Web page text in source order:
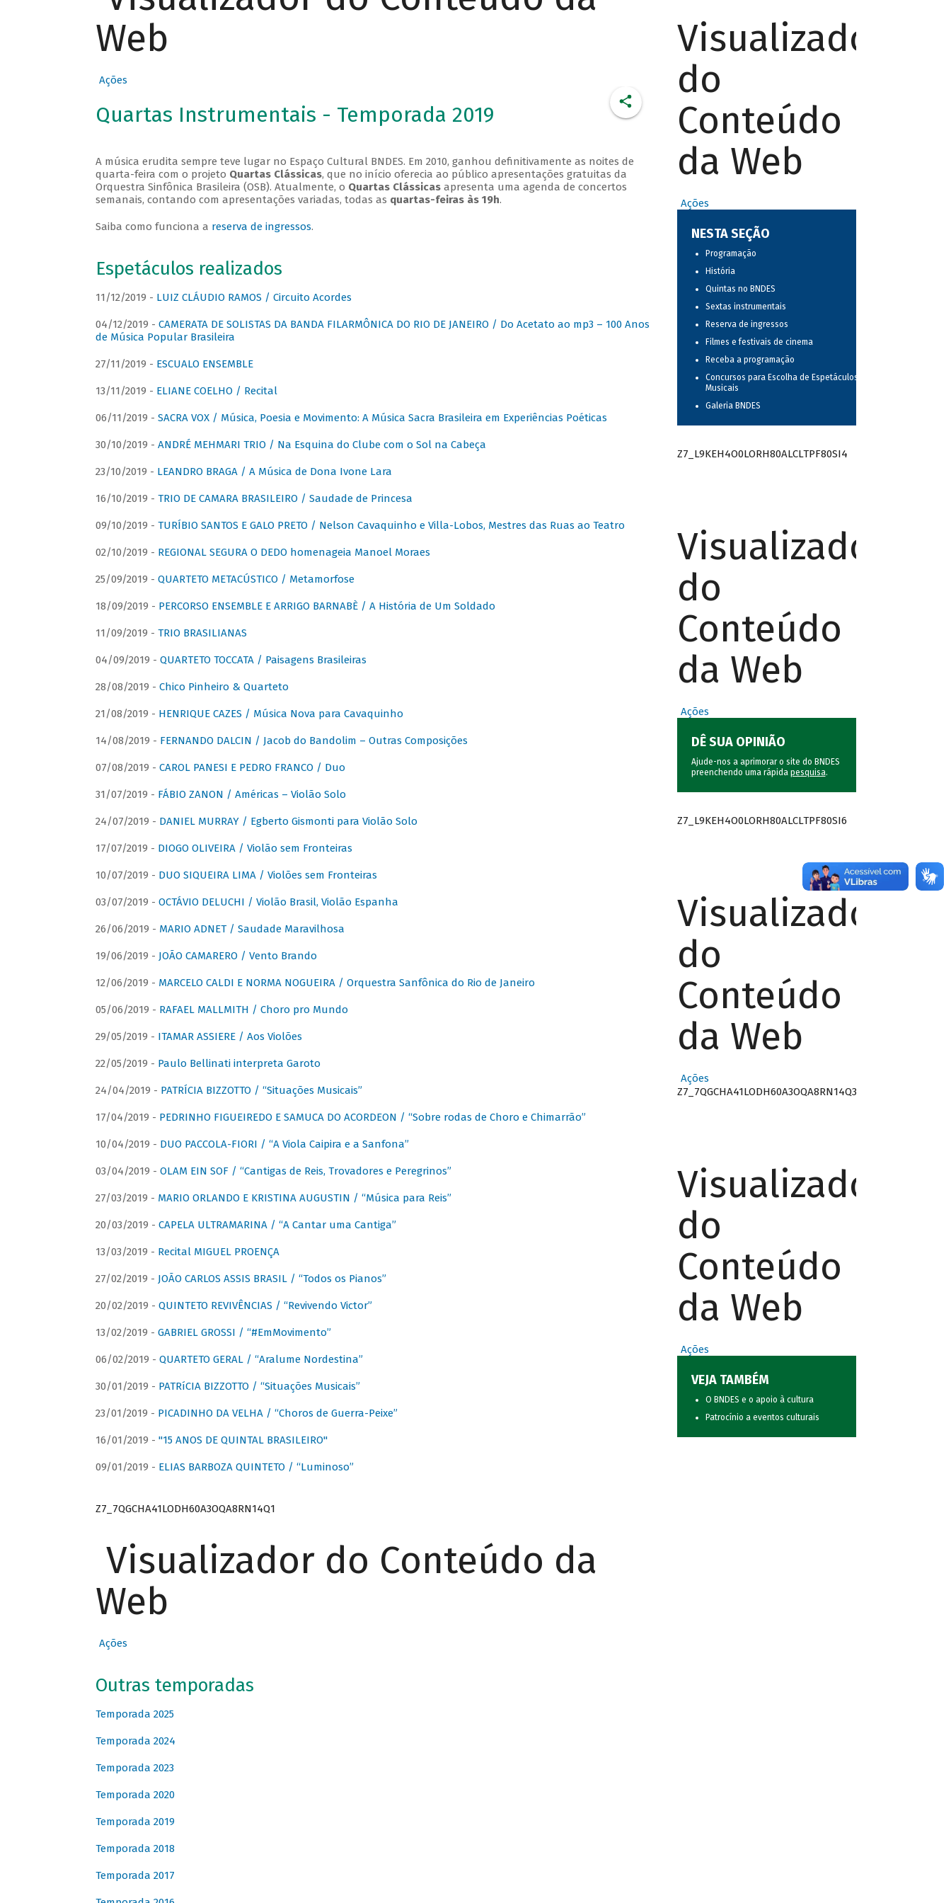
Web
Ações
Quartas Instrumentais - Temporada 2019
A música erudita sempre teve lugar no Espaço Cultural BNDES. Em 2010, ganhou definitivamente as noites de
quarta-feira com o projeto Quartas Clássicas, que no início oferecia ao público apresentações gratuitas da
Orquestra Sinfônica Brasileira (OSB). Atualmente, o Quartas Clássicasapresenta uma agenda de concertos
semanais, contando com apresentações variadas, todas as quartas-feiras às 19h.
Saiba como funciona a reserva de ingressos.
Espetáculos realizados
11/12/2019 - LUIZ CLÁUDIO RAMOS / Circuito Acordes
04/12/2019 - CAMERATA DE SOLISTAS DA BANDA FILARMÔNICA DO RIO DE JANEIRO / Do Acetato ao mp3 – 100 Anos
de Música Popular Brasileira
27/11/2019 - ESCUALO ENSEMBLE
13/11/2019 - ELIANE COELHO / Recital
06/11/2019 - SACRA VOX / Música, Poesia e Movimento: A Música Sacra Brasileira em Experiências Poéticas
30/10/2019 - ANDRÉ MEHMARI TRIO / Na Esquina do Clube com o Sol na Cabeça
23/10/2019 - LEANDRO BRAGA / A Música de Dona Ivone Lara
16/10/2019 - TRIO DE CAMARA BRASILEIRO / Saudade de Princesa
09/10/2019 - TURÍBIO SANTOS E GALO PRETO / Nelson Cavaquinho e Villa-Lobos, Mestres das Ruas ao Teatro
02/10/2019 - REGIONAL SEGURA O DEDO homenageia Manoel Moraes
25/09/2019 - QUARTETO METACÚSTICO / Metamorfose
18/09/2019 - PERCORSO ENSEMBLE E ARRIGO BARNABÈ / A História de Um Soldado
11/09/2019 - TRIO BRASILIANAS
04/09/2019 - QUARTETO TOCCATA / Paisagens Brasileiras
28/08/2019 - Chico Pinheiro & Quarteto
21/08/2019 - HENRIQUE CAZES / Música Nova para Cavaquinho
14/08/2019 - FERNANDO DALCIN / Jacob do Bandolim – Outras Composições
07/08/2019 - CAROL PANESI E PEDRO FRANCO / Duo
31/07/2019 - FÁBIO ZANON / Américas – Violão Solo
24/07/2019 - DANIEL MURRAY / Egberto Gismonti para Violão Solo
17/07/2019 - DIOGO OLIVEIRA / Violão sem Fronteiras
10/07/2019 - DUO SIQUEIRA LIMA / Violões sem Fronteiras
03/07/2019 - OCTÁVIO DELUCHI / Violão Brasil, Violão Espanha
26/06/2019 - MARIO ADNET / Saudade Maravilhosa
19/06/2019 - JOÃO CAMARERO / Vento Brando
12/06/2019 - MARCELO CALDI E NORMA NOGUEIRA / Orquestra Sanfônica do Rio de Janeiro
05/06/2019 - RAFAEL MALLMITH / Choro pro Mundo
29/05/2019 - ITAMAR ASSIERE / Aos Violões
22/05/2019 - Paulo Bellinati interpreta Garoto
24/04/2019 - PATRÍCIA BIZZOTTO / “Situações Musicais”
17/04/2019 - PEDRINHO FIGUEIREDO E SAMUCA DO ACORDEON / “Sobre rodas de Choro e Chimarrão”
10/04/2019 - DUO PACCOLA-FIORI / “A Viola Caipira e a Sanfona”
03/04/2019 - OLAM EIN SOF / “Cantigas de Reis, Trovadores e Peregrinos”
27/03/2019 - MARIO ORLANDO E KRISTINA AUGUSTIN / “Música para Reis”
20/03/2019 - CAPELA ULTRAMARINA / “A Cantar uma Cantiga”
13/03/2019 - Recital MIGUEL PROENÇA
27/02/2019 - JOÃO CARLOS ASSIS BRASIL / “Todos os Pianos”
20/02/2019 - QUINTETO REVIVÊNCIAS / “Revivendo Victor”
13/02/2019 - GABRIEL GROSSI / “#EmMovimento”
06/02/2019 - QUARTETO GERAL / “Aralume Nordestina”
30/01/2019 - PATRíCIA BIZZOTTO / “Situações Musicais”
23/01/2019 - PICADINHO DA VELHA / “Choros de Guerra-Peixe”
16/01/2019 - "15 ANOS DE QUINTAL BRASILEIRO"
09/01/2019 - ELIAS BARBOZA QUINTETO / “Luminoso”
Z7_7QGCHA41LODH60A3OQA8RN14Q1
Visualizador do Conteúdo da
Web
Ações
Outras temporadas
Temporada 2025
Temporada 2024
Temporada 2023
Temporada 2020
Temporada 2019
Temporada 2018
Temporada 2017
Visualizador
do
Conteúdo
da Web
Ações
NESTA SEÇÃO
Programação
História
Quintas no BNDES
Sextas instrumentais
Reserva de ingressos
Filmes e festivais de cinema
Receba a programação
Concursos para Escolha de Espetáculos
Musicais
Galeria BNDES
Z7_L9KEH4O0LORH80ALCLTPF80SI4
Visualizador
do
Conteúdo
da Web
Ações
DÊ SUA OPINIÃO
Ajude-nos a aprimorar o site do BNDES
preenchendo uma rápida pesquisa.
Z7_L9KEH4O0LORH80ALCLTPF80SI6
Visualizador
do
Conteúdo
da Web
Ações
Z7_7QGCHA41LODH60A3OQA8RN14Q3
Visualizador
do
Conteúdo
da Web
Ações
VEJA TAMBÉM
O BNDES e o apoio à cultura
Patrocínio a eventos culturais